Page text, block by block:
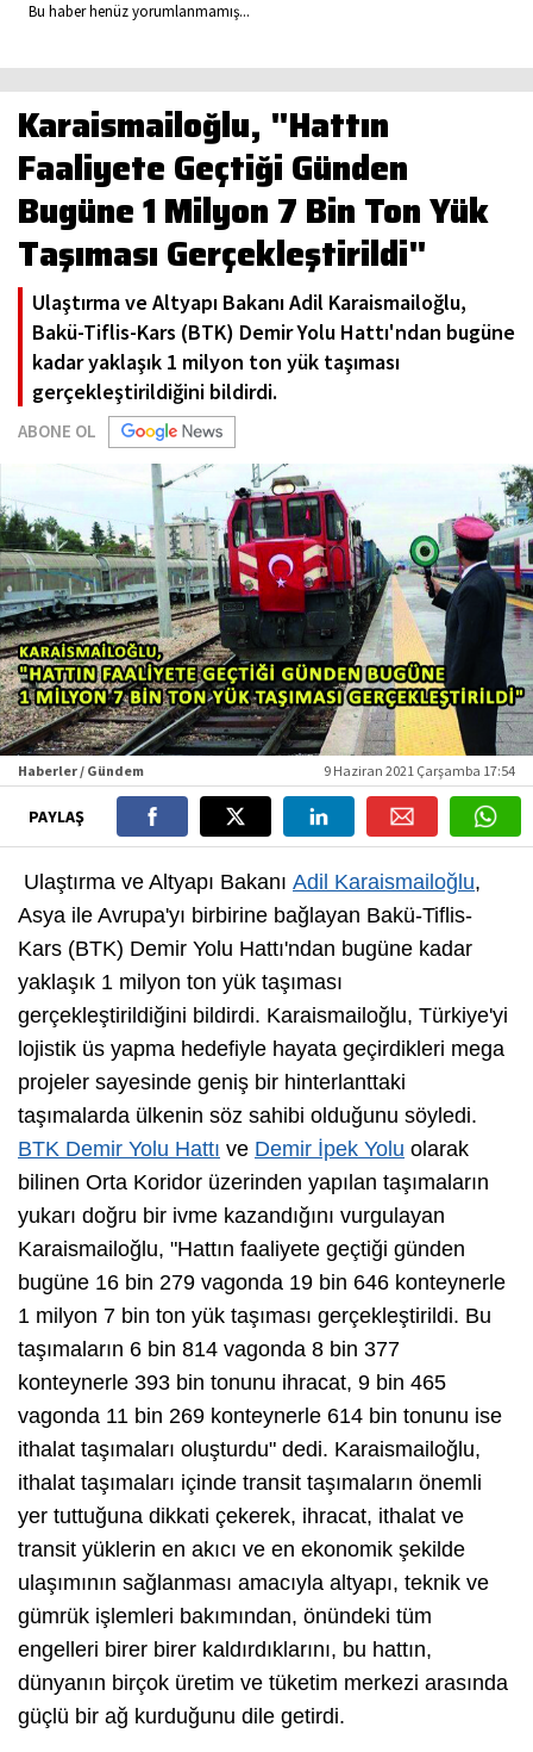
Bu haber henüz yorumlanmamış...
Karaismailoğlu, "Hattın
Faaliyete Geçtiği Günden
Bugüne 1 Milyon 7 Bin Ton Yük
Taşıması Gerçekleştirildi"
Ulaştırma ve Altyapı Bakanı Adil Karaismailoğlu,
Bakü-Tiflis-Kars (BTK) Demir Yolu Hattı'ndan bugüne
kadar yaklaşık 1 milyon ton yük taşıması
gerçekleştirildiğini bildirdi.
ABONE OL
Haberler / Gündem 9 Haziran 2021 Çarşamba 17:54
PAYLAŞ
Ulaştırma ve Altyapı Bakanı Adil Karaismailoğlu,
Asya ile Avrupa'yı birbirine bağlayan Bakü-Tiflis-
Kars (BTK) Demir Yolu Hattı'ndan bugüne kadar
yaklaşık 1 milyon ton yük taşıması
gerçekleştirildiğini bildirdi. Karaismailoğlu, Türkiye'yi
lojistik üs yapma hedefiyle hayata geçirdikleri mega
projeler sayesinde geniş bir hinterlanttaki
taşımalarda ülkenin söz sahibi olduğunu söyledi.
BTK Demir Yolu Hattı ve Demir İpek Yolu olarak
bilinen Orta Koridor üzerinden yapılan taşımaların
yukarı doğru bir ivme kazandığını vurgulayan
Karaismailoğlu, "Hattın faaliyete geçtiği günden
bugüne 16 bin 279 vagonda 19 bin 646 konteynerle
1 milyon 7 bin ton yük taşıması gerçekleştirildi. Bu
taşımaların 6 bin 814 vagonda 8 bin 377
konteynerle 393 bin tonunu ihracat, 9 bin 465
vagonda 11 bin 269 konteynerle 614 bin tonunu ise
ithalat taşımaları oluşturdu" dedi. Karaismailoğlu,
ithalat taşımaları içinde transit taşımaların önemli
yer tuttuğuna dikkati çekerek, ihracat, ithalat ve
transit yüklerin en akıcı ve en ekonomik şekilde
ulaşımının sağlanması amacıyla altyapı, teknik ve
gümrük işlemleri bakımından, önündeki tüm
engelleri birer birer kaldırdıklarını, bu hattın,
dünyanın birçok üretim ve tüketim merkezi arasında
güçlü bir ağ kurduğunu dile getirdi.